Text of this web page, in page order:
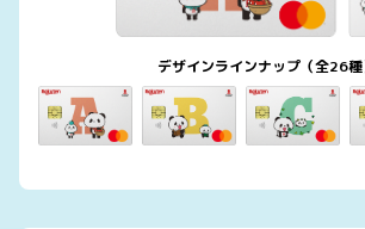
デザインラインナップ（全26種